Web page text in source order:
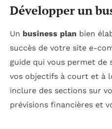
Développer un
Un business plan bien
succès de votre site e-
guide qui vous permet
vos objectifs à court et à
inclure des sections sur
prévisions financières et